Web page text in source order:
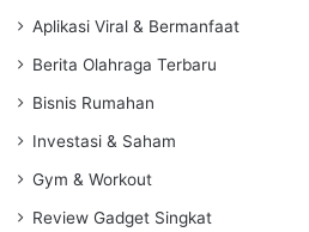
Aplikasi Viral & Bermanfaat
Berita Olahraga Terbaru
Bisnis Rumahan
Investasi & Saham
Gym & Workout
Review Gadget Singkat